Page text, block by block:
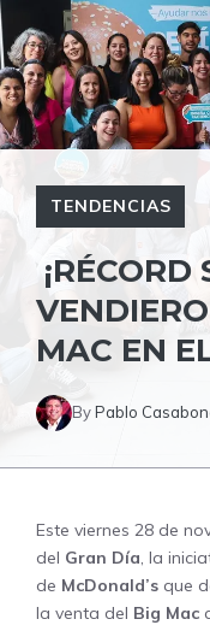
TENDENCIAS
MAC EN
ByPablo
Este viernes 28 de
del Gran Día, la
de McDonald’s que
la venta del Big Mac